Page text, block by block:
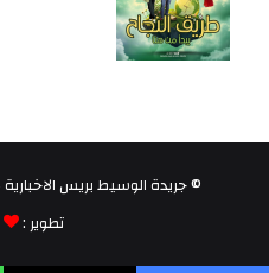
© جريدة الوسيط بريس الاخبارية 2026، جميع الحقوق محفوظة
تطوير :